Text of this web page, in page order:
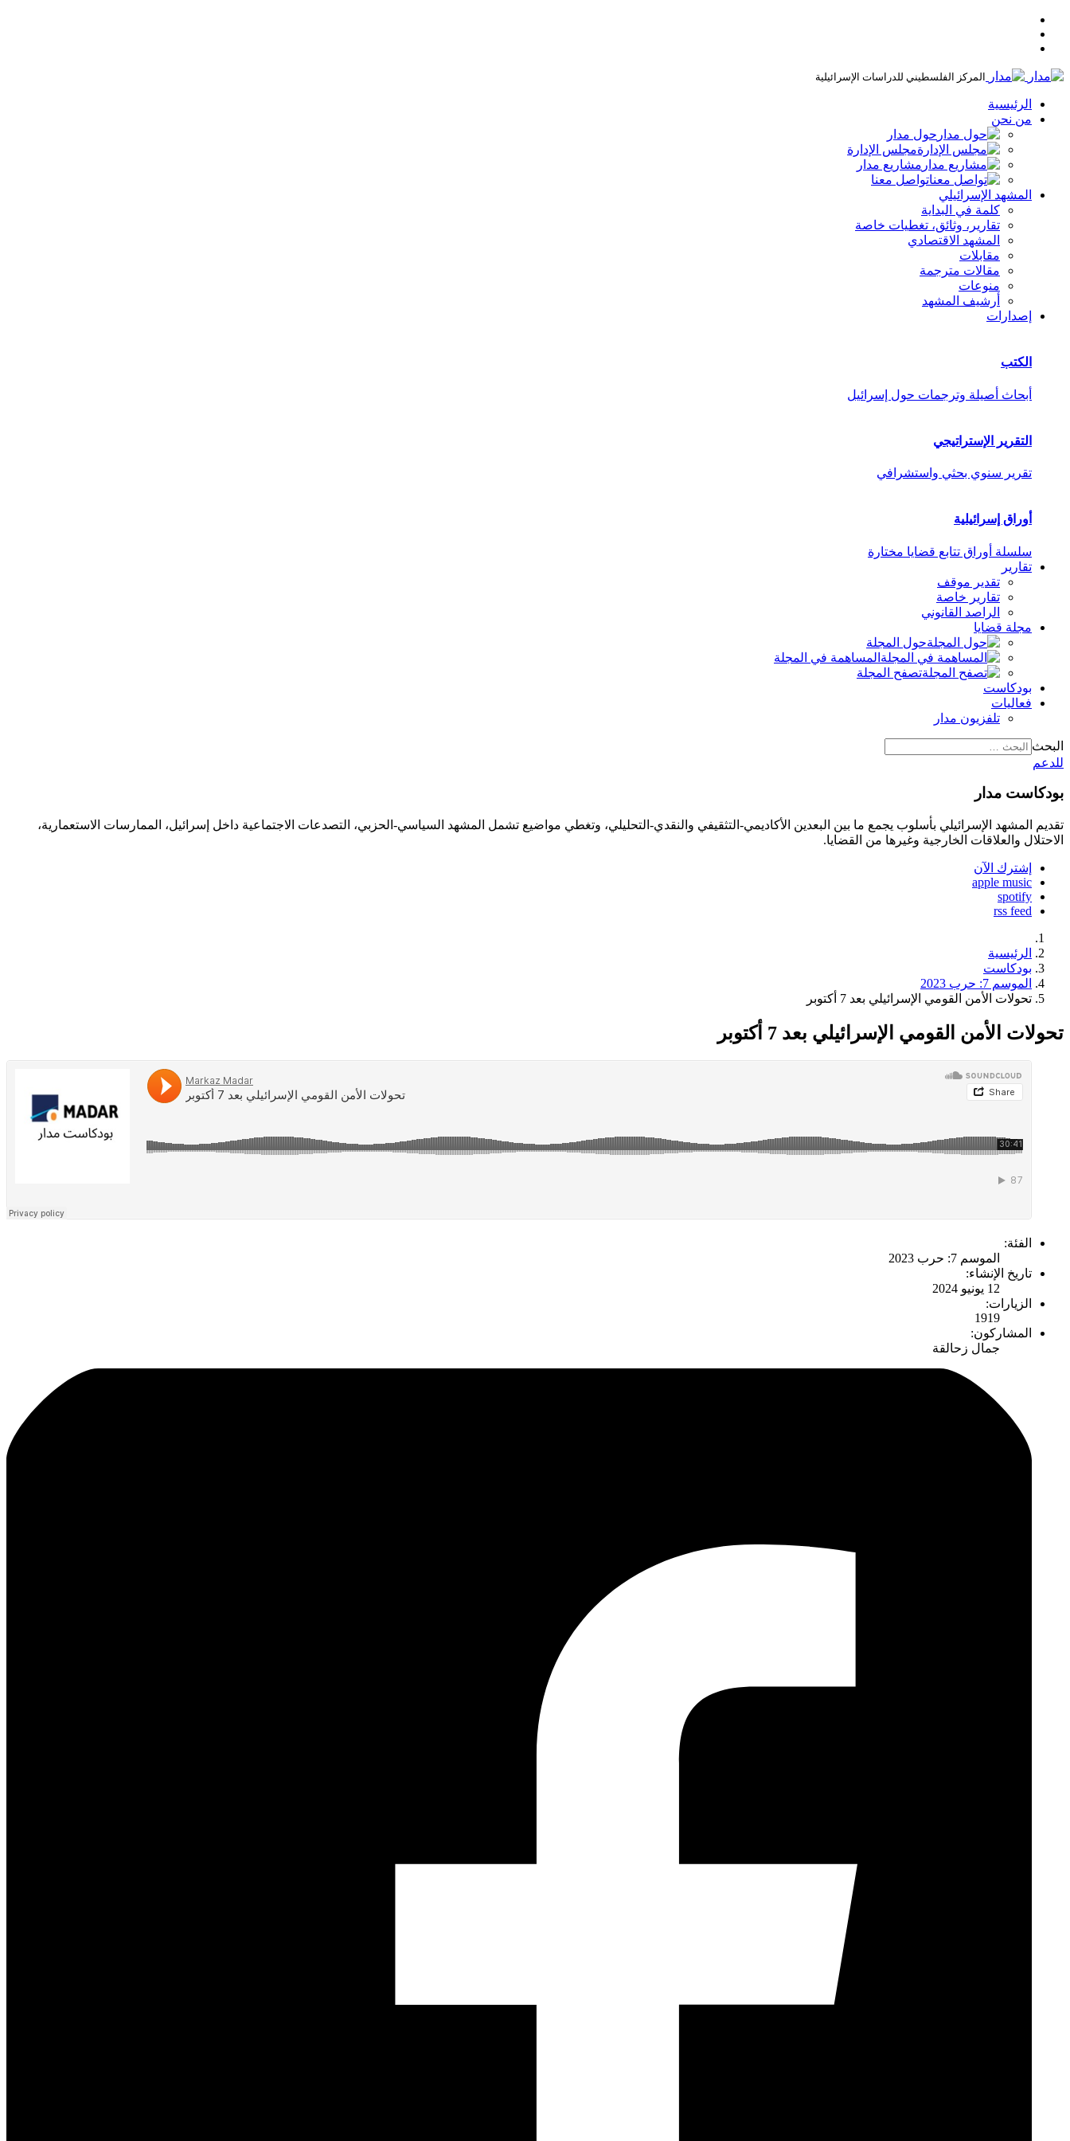
المركز الفلسطيني للدراسات الإسرائيلية
الرئيسية
من نحن
حول مدار
مجلس الإدارة
مشاريع مدار
تواصل معنا
المشهد الإسرائيلي
كلمة في البداية
تقارير، وثائق، تغطيات خاصة
المشهد الاقتصادي
مقابلات
مقالات مترجمة
منوعات
أرشيف المشهد
إصدارات
الكتب
أبحاث أصيلة وترجمات حول إسرائيل
التقرير الإستراتيجي
تقرير سنوي بحثي واستشرافي
أوراق إسرائيلية
سلسلة أوراق تتابع قضايا مختارة
تقارير
تقدير موقف
تقارير خاصة
الراصد القانوني
مجلة قضايا
حول المجلة
المساهمة في المجلة
تصفح المجلة
بودكاست
فعاليات
تلفزيون مدار
البحث
للدعم
بودكاست مدار
تقديم المشهد الإسرائيلي بأسلوب يجمع ما بين البعدين الأكاديمي-التثقيفي والنقدي-التحليلي، وتغطي مواضيع تشمل المشهد السياسي-الحزبي، التصدعات الاجتماعية داخل إسرائيل، الممارسات الاستعمارية،
الاحتلال والعلاقات الخارجية وغيرها من القضايا.
إشترك الآن
apple music
spotify
rss feed
الرئيسية
بودكاست
الموسم 7: حرب 2023
تحولات الأمن القومي الإسرائيلي بعد 7 أكتوبر
تحولات الأمن القومي الإسرائيلي بعد 7 أكتوبر
الفئة:
الموسم 7: حرب 2023
تاريخ الإنشاء:
12 يونيو 2024
الزيارات:
1919
المشاركون:
جمال زحالقة